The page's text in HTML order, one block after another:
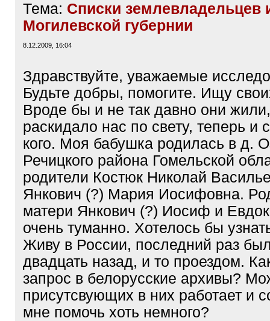
Тема: Списки землевладельцев
Могилевской губернии
8.12.2009, 16:04
Здравствуйте, уважаемые
Будьте добры, помогите. Ищу
Вроде бы и не так давно они
раскидало нас по свету, теперь и
кого. Моя бабушка родилась в д.
Речицкого района Гомельской
родители Костюк Николай
Янкович (?) Мария Иосифовна.
матери Янкович (?) Иосиф и
очень туманно. Хотелось бы
Живу в России, последний раз
двадцать назад, и то проездом.
запрос в белорусские архивы?
присутсвующих в них работает и
мне помочь хоть немного?